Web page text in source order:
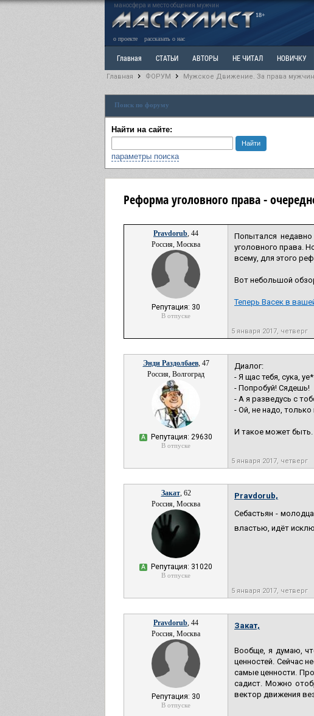
маносфера и место общения мужчин
18+
о проекте рассказать о нас
Главная СТАТЬИ АВТОРЫ НЕ ЧИТАЛ НОВИЧКУ
Ветка: Расстаюсь или Развожусь. САНЧАС Ветка:
РАЗДЕЛ: Разное
Главная ФОРУМ Мужское Движение. За права
Поиск по форуму
Найти на сайте:
параметры поиска
Реформа уголовного права -
Pravdorub, 44
Россия, Москва
Репутация: 30
В отпуске
Попытался
уголовного права.
всему, для этого
Вот небольшой
Теперь Васек в
5 января 2017, четверг
Энди Раздолбаев, 47
Россия, Волгоград
А Репутация: 29630
В отпуске
Диалог:
- Я щас тебя, сука,
- Попробуй! Сядешь!
- А я разведусь с
- Ой, не надо,
И такое может быть.
5 января 2017, четверг
Закат, 62
Россия, Москва
А Репутация: 31020
В отпуске
Pravdorub,
Себастьян -
властью, идёт
5 января 2017, четверг
Pravdorub, 44
Россия, Москва
Репутация: 30
В отпуске
Закат,
Вообще, я думаю,
ценностей. Сейчас
самые ценности.
садист. Можно
вектор движения